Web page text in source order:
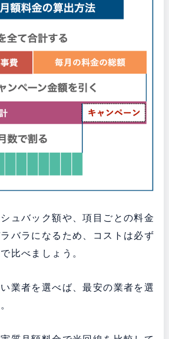
ュバック額や、項目ごとの料金
バラになるため、コストは必ず
比べましょう。
業者を選べば、最安の業者を選